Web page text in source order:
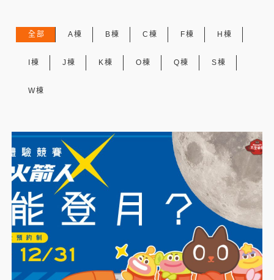
全部 A棟 B棟 C棟 F棟 H棟
I棟 J棟 K棟 O棟 Q棟 S棟
W棟